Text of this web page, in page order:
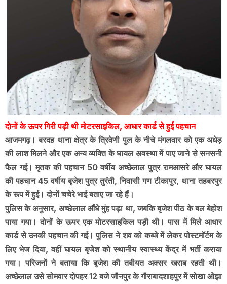
दोनों के ऊपर गिरी पड़ी थी मोटरसाइकिल, आधार कार्ड से हुई पहचान
आजमगढ़। बरदह थाना क्षेत्र के त्रिवेणी पुल के नीचे मंगलवार को एक अधेड़
की लाश मिलने और एक अन्य व्यक्ति के घायल अवस्था में पाए जाने से सनसनी
फैल गई। मृतक की पहचान 50 वर्षीय अच्छेलाल पुत्र रामआसरे और घायल
की पहचान 45 वर्षीय बृजेश पुत्र तुरंती, निवासी गण टीकापुर, थाना तहबरपुर
के रूप में हुई। दोनों चचेरे भाई बताए जा रहे हैं।
पुलिस के अनुसार, अच्छेलाल औंधे मुंह पड़ा था, जबकि बृजेश पीठ के बल बेहोश
पाया गया। दोनों के ऊपर एक मोटरसाइकिल पड़ी थी। पास में मिले आधार
कार्ड से उनकी पहचान की गई। पुलिस ने शव को कब्जे में लेकर पोस्टमॉर्टम के
लिए भेज दिया, वहीं घायल बृजेश को स्थानीय स्वास्थ्य केंद्र में भर्ती कराया
गया। परिजनों ने बताया कि बृजेश की तबीयत अक्सर खराब रहती थी।
अच्छेलाल उसे सोमवार दोपहर 12 बजे जौनपुर के गौराबादशाहपुर में सोखा ओझा